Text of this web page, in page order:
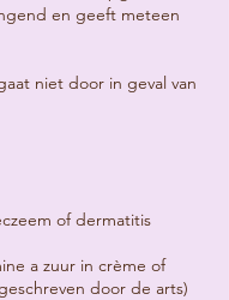
en geeft meteen
niet door in geval van
of dermatitis
a zuur in crème of
door de arts)